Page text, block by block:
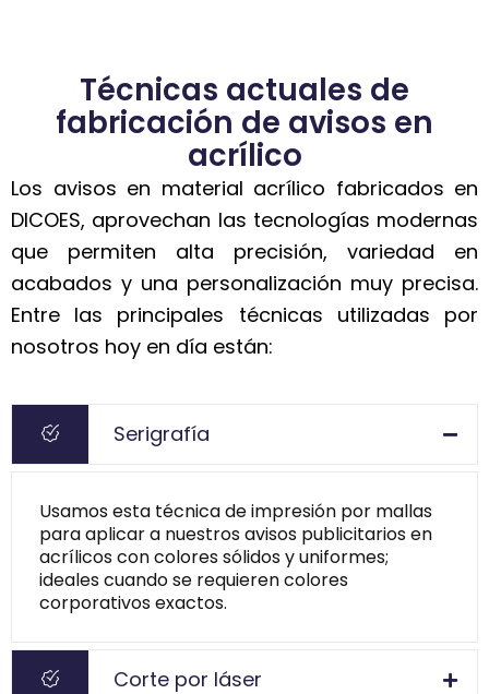
Técnicas actuales de
fabricación de avisos en
acrílico
Los avisos en material acrílico fabricados en
DICOES, aprovechan las tecnologías modernas
que permiten alta precisión, variedad en
acabados y una personalización muy precisa.
Entre las principales técnicas utilizadas por
nosotros hoy en día están:
Serigrafía
Usamos esta técnica de impresión por mallas
para aplicar a nuestros avisos publicitarios en
acrílicos con colores sólidos y uniformes;
ideales cuando se requieren colores
corporativos exactos.
Corte por láser